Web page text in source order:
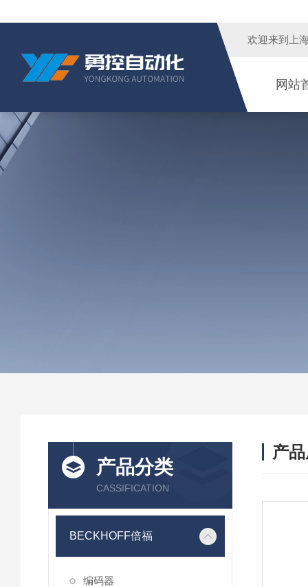
欢迎来到 上
网站
产品分类
CASSIFICATION
BECKHOFF倍福
编码器
产